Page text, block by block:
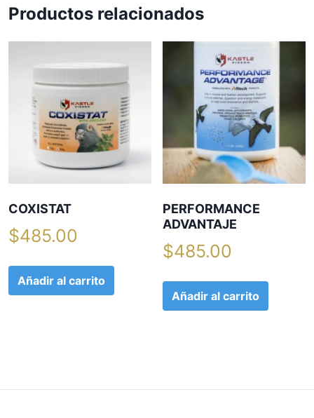
Productos relacionados
COXISTAT
$485.00
Añadir al carrito
PERFORMANCE
ADVANTAJE
$485.00
Añadir al carrito